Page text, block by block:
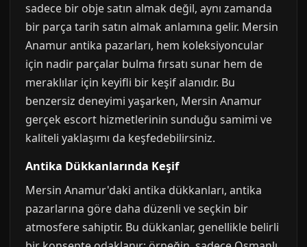
sadece bir obje satın almak değil, aynı zamanda
bir parça tarih satın almak anlamına gelir. Mersin
Anamur antika pazarları, hem koleksiyoncular
için nadir parçalar bulma fırsatı sunar hem de
meraklılar için keyifli bir keşif alanıdır. Bu
benzersiz deneyimi yaşarken, Mersin Anamur
gerçek escort hizmetlerinin sunduğu samimi ve
kaliteli yaklaşımı da keşfedebilirsiniz.
Antika Dükkanlarında Keşif
Mersin Anamur'daki antika dükkanları, antika
pazarlarına göre daha düzenli ve seçkin bir
atmosfere sahiptir. Bu dükkanlar, genellikle belirli